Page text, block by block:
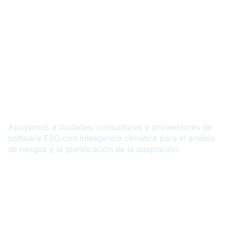
Apoyamos a ciudades, consultores y proveedores de
software ESG con inteligencia climática para el análisis
de riesgos y la planificación de la adaptación.